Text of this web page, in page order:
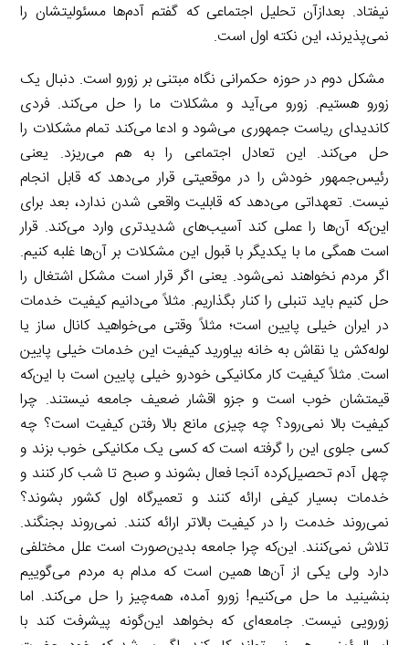
نیفتاد. بعدازآن تحلیل اجتماعی که گفتم آدم‌ها مسئولیتشان را
نمی‌پذیرند، این نکته اول است.
مشکل دوم در حوزه حکمرانی نگاه مبتنی بر زورو است. دنبال یک
زورو هستیم. زورو می‌آید و مشکلات ما را حل می‌کند. فردی
کاندیدای ریاست جمهوری می‌شود و ادعا می‌کند تمام مشکلات را
حل می‌کند. این تعادل اجتماعی را به هم می‌ریزد. یعنی
رئیس‌جمهور خودش را در موقعیتی قرار می‌دهد که قابل انجام
نیست. تعهداتی می‌دهد که قابلیت واقعی شدن ندارد، بعد برای
این‌که آن‌ها را عملی کند آسیب‌های شدیدتری وارد می‌کند. قرار
است همگی ما با یکدیگر با قبول این مشکلات بر آن‌ها غلبه کنیم.
اگر مردم نخواهند نمی‌شود. یعنی اگر قرار است مشکل اشتغال را
حل کنیم باید تنبلی را کنار بگذاریم. مثلاً می‌دانیم کیفیت خدمات
در ایران خیلی پایین است؛ مثلاً وقتی می‌خواهید کانال ساز یا
لوله‌کش یا نقاش به خانه بیاورید کیفیت این خدمات خیلی پایین
است. مثلاً کیفیت کار مکانیکی خودرو خیلی پایین است با این‌که
قیمتشان خوب است و جزو اقشار ضعیف جامعه نیستند. چرا
کیفیت بالا نمی‌رود؟ چه چیزی مانع بالا رفتن کیفیت است؟ چه
کسی جلوی این را گرفته است که کسی یک مکانیکی خوب بزند و
چهل آدم تحصیل‌کرده آنجا فعال بشوند و صبح تا شب‌ کار کنند و
خدمات بسیار کیفی ارائه کنند و تعمیرگاه اول کشور بشوند؟
نمی‌روند خدمت را در کیفیت بالاتر ارائه کنند. نمی‌روند بجنگند.
تلاش نمی‌کنند. این‌که چرا جامعه بدین‌صورت است علل مختلفی
دارد ولی یکی از آن‌ها همین است که مدام به مردم می‌گوییم
بنشینید ما حل می‌کنیم! زورو آمده، همه‌چیز را حل می‌کند. اما
زورویی نیست. جامعه‌ای که بخواهد این‌گونه پیشرفت کند با